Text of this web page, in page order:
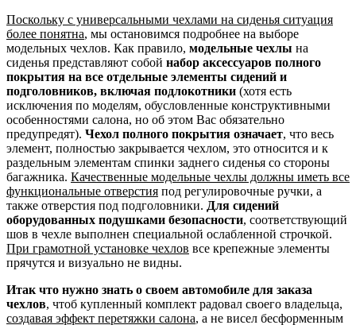
Поскольку с универсальными чехлами на сиденья ситуация
более понятна, мы остановимся подробнее на выборе
модельных чехлов. Как правило, модельные чехлы на
сиденья представляют собой набор аксессуаров полного
покрытия на все отдельные элементы сидений и
подголовников, включая подлокотники (хотя есть
исключения по моделям, обусловленные конструктивными
особенностями салона, но об этом Вас обязательно
предупредят). Чехол полного покрытия означает, что весь
элемент, полностью закрывается чехлом, это относится и к
раздельным элементам спинки заднего сиденья со стороны
багажника. Качественные модельные чехлы должны иметь все
функциональные отверстия под регулировочные ручки, а
также отверстия под подголовники. Для сидений
оборудованных подушками безопасности, соответствующий
шов в чехле выполнен специальной ослабленной строчкой.
При грамотной установке чехлов все крепежные элементы
прячутся и визуально не видны.
Итак что нужно знать о своем автомобиле для заказа
чехлов, чтоб купленный комплект радовал своего владельца,
создавая эффект перетяжки салона, а не висел бесформенным